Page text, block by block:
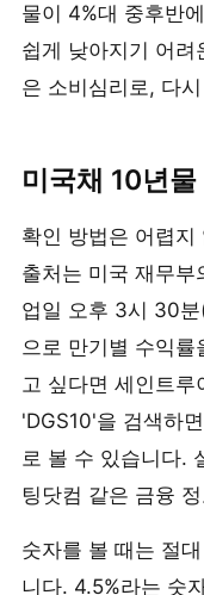
물이 4%대 중후반
쉽게 낮아지기 어
은 소비심리로, 다
미국채 10년
확인 방법은 어렵지
출처는 미국 재무
업일 오후 3시 30
으로 만기별 수익
고 싶다면 세인트루
'DGS10'을 검색하
로 볼 수 있습니다.
팅닷컴 같은 금융
숫자를 볼 때는 절
니다. 4.5%라는 숫